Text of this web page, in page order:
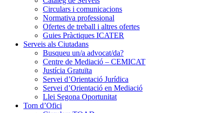
Circulars i comunicacions
Normativa professional
Ofertes de treball i altres ofertes
Guies Pràctiques ICATER
Serveis als Ciutadans
Busqueu un/a advocat/da?
Centre de Mediació – CEMICAT
Justícia Gratuïta
Servei d’Orientació Jurídica
Servei d’Orientació en Mediació
Llei Segona Oportunitat
Torn d’Ofici